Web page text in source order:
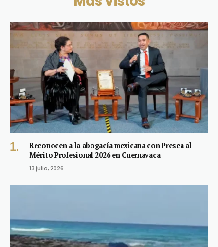
Reconocen a la abogacía mexicana con Presea al
Mérito Profesional 2026 en Cuernavaca
13 julio, 2026